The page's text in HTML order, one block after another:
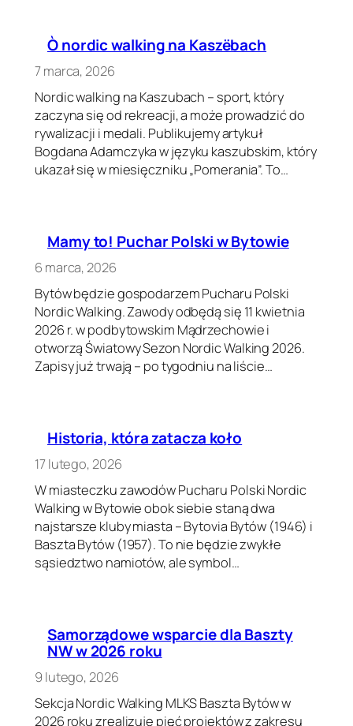
Ò nordic walking na Kaszëbach
7 marca, 2026
Nordic walking na Kaszubach – sport, który
zaczyna się od rekreacji, a może prowadzić do
rywalizacji i medali. Publikujemy artykuł
Bogdana Adamczyka w języku kaszubskim, który
ukazał się w miesięczniku „Pomerania”. To…
Mamy to! Puchar Polski w Bytowie
6 marca, 2026
Bytów będzie gospodarzem Pucharu Polski
Nordic Walking. Zawody odbędą się 11 kwietnia
2026 r. w podbytowskim Mądrzechowie i
otworzą Światowy Sezon Nordic Walking 2026.
Zapisy już trwają – po tygodniu na liście…
Historia, która zatacza koło
17 lutego, 2026
W miasteczku zawodów Pucharu Polski Nordic
Walking w Bytowie obok siebie staną dwa
najstarsze kluby miasta – Bytovia Bytów (1946) i
Baszta Bytów (1957). To nie będzie zwykłe
sąsiedztwo namiotów, ale symbol…
Samorządowe wsparcie dla Baszty
NW w 2026 roku
9 lutego, 2026
Sekcja Nordic Walking MLKS Baszta Bytów w
2026 roku zrealizuje pięć projektów z zakresu